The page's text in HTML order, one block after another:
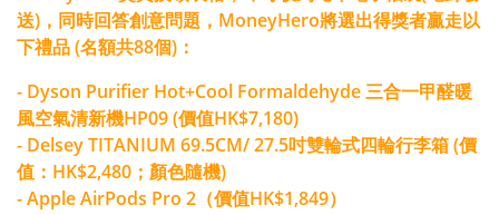
送)，同時回答創意問題，MoneyHero將選出得獎者贏走以
下禮品 (名額共88個)：
- Dyson Purifier Hot+Cool Formaldehyde 三合一甲醛暖
風空氣清新機HP09 (價值HK$7,180)
- Delsey TITANIUM 69.5CM/ 27.5吋雙輪式四輪行李箱 (價
值：HK$2,480；顏色隨機)
- Apple AirPods Pro 2（價值HK$1,849）